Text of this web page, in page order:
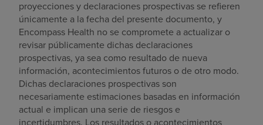
proyecciones y declaraciones prospectivas se refieren
únicamente a la fecha del presente documento, y
Encompass Health no se compromete a actualizar o
revisar públicamente dichas declaraciones
prospectivas, ya sea como resultado de nueva
información, acontecimientos futuros o de otro modo.
Dichas declaraciones prospectivas son
necesariamente estimaciones basadas en información
actual e implican una serie de riesgos e